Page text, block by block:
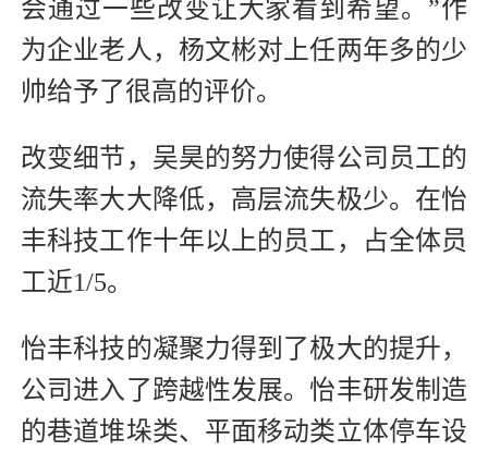
会通过一些改变让大家看到希望。”作
为企业老人，杨文彬对上任两年多的少
帅给予了很高的评价。
改变细节，吴昊的努力使得公司员工的
流失率大大降低，高层流失极少。在怡
丰科技工作十年以上的员工，占全体员
工近1/5。
怡丰科技的凝聚力得到了极大的提升，
公司进入了跨越性发展。怡丰研发制造
的巷道堆垛类、平面移动类立体停车设